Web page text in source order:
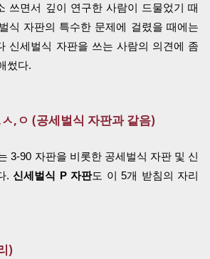
쓰면서 깊이 연구한 사람이 드물었기 때
식 자판의 특수한 문제에 걸렸을 때에는
신세벌식 자판을 쓰는 사람의 의견에 좀
썼다.
,ㅇ (공세벌식 자판과 같음)
3-90 자판을 비롯한 공세벌식 자판 및 신
.신세벌식 P 자판도 이 5개 받침의 자리
)